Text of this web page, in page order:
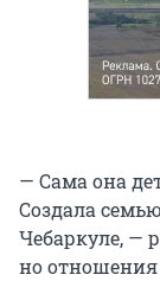
— Сама она
Создала
Чебаркуле, —
но отношения